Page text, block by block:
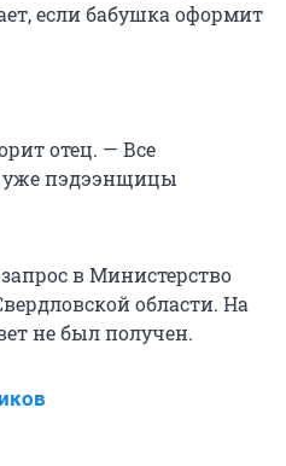
если бабушка оформит
отец. — Все
пэдээнщицы
в Министерство
области. На
не был получен.